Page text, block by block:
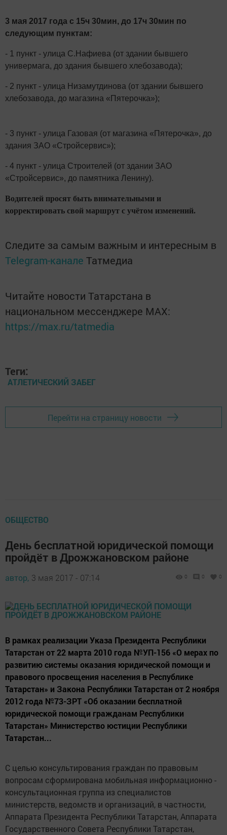
3 мая 2017 года с 15ч 30мин, до 17ч 30мин по
следующим пунктам:
- 1 пункт - улица С.Нафиева (от здании бывшего
универмага, до здания бывшего хлебозавода);
- 2 пункт - улица Низамутдинова (от здании бывшего
хлебозавода, до магазина «Пятерочка»);
- 3 пункт - улица Газовая (от магазина «Пятерочка», до
здания ЗАО «Стройсервис»);
- 4 пункт - улица Строителей (от здании ЗАО
«Стройсервис», до памятника Ленину).
Водителей просят быть внимательными и
корректировать свой маршрут с учётом изменений.
Следите за самым важным и интересным в
Telegram-канале Татмедиа
Читайте новости Татарстана в
национальном мессенджере MАХ:
https://max.ru/tatmedia
Теги:
АТЛЕТИЧЕСКИЙ ЗАБЕГ
Перейти на страницу новости
ОБЩЕСТВО
День бесплатной юридической помощи
пройдёт в Дрожжановском районе
автор, 3 мая 2017 - 07:14 0 0 0
В рамках реализации Указа Президента Республики
Татарстан от 22 марта 2010 года №УП-156 «О мерах по
развитию системы оказания юридической помощи и
правового просвещения населения в Республике
Татарстан» и Закона Республики Татарстан от 2 ноября
2012 года №73-ЗРТ «Об оказании бесплатной
юридической помощи гражданам Республики
Татарстан» Министерство юстиции Республики
Татарстан...
С целью консультирования граждан по правовым
вопросам сформирована мобильная информационно -
консультационная группа из специалистов
министерств, ведомств и организаций, в частности,
Аппарата Президента Республики Татарстан, Аппарата
Государственного Совета Республики Татарстан,